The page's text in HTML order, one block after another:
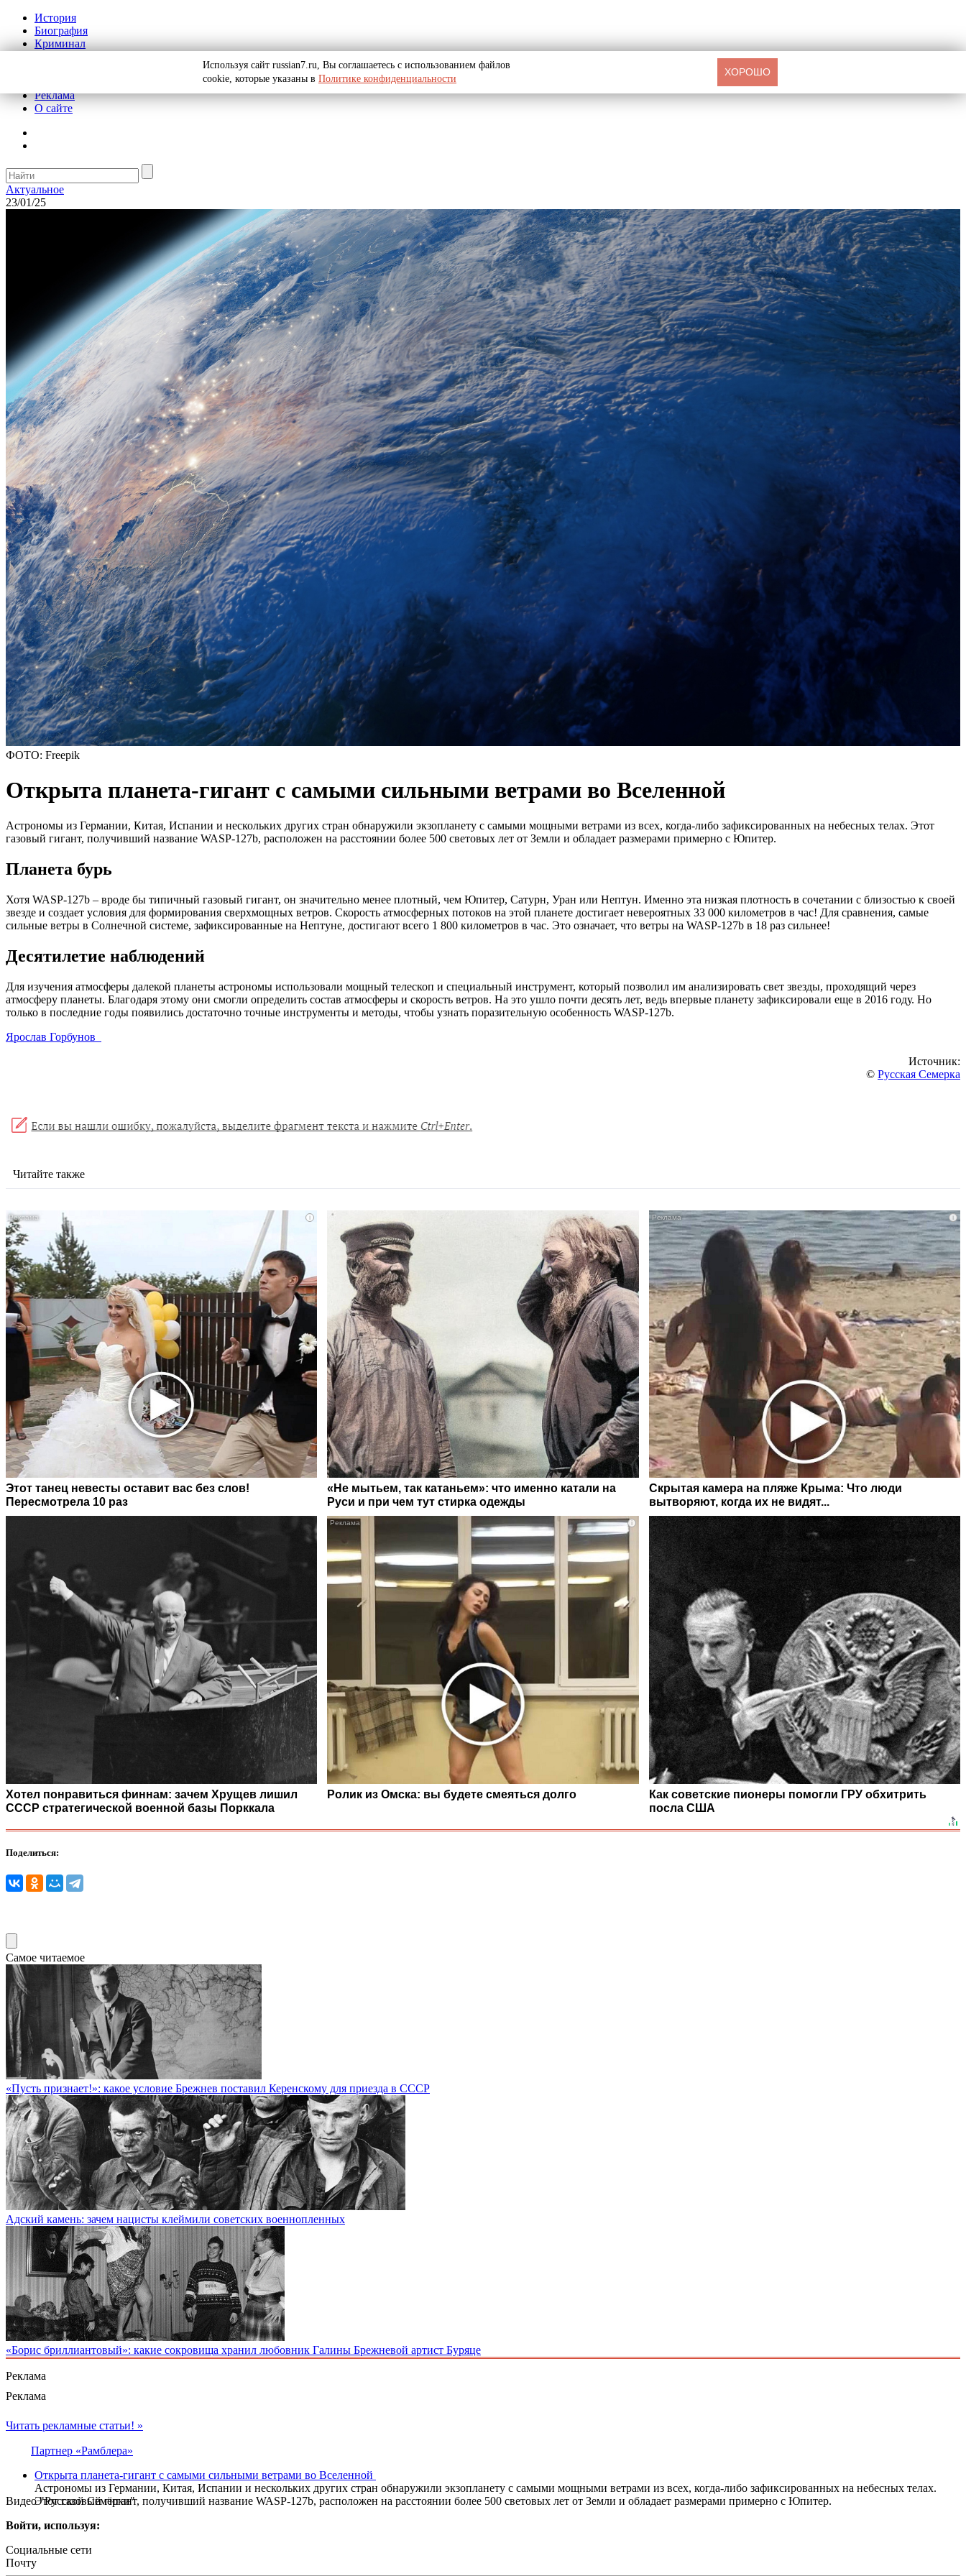
История
Биография
Криминал
Реклама
О сайте
Актуальное
23/01/25
ФОТО: Freepik
Открыта планета-гигант с самыми сильными ветрами во Вселенной
Астрономы из Германии, Китая, Испании и нескольких других стран обнаружили экзопланету с самыми мощными ветрами из всех, когда-либо зафиксированных на небесных телах. Этот
газовый гигант, получивший название WASP-127b, расположен на расстоянии более 500 световых лет от Земли и обладает размерами примерно с Юпитер.
Планета бурь
Хотя WASP-127b – вроде бы типичный газовый гигант, он значительно менее плотный, чем Юпитер, Сатурн, Уран или Нептун. Именно эта низкая плотность в сочетании с близостью к своей
звезде и создает условия для формирования сверхмощных ветров. Скорость атмосферных потоков на этой планете достигает невероятных 33 000 километров в час! Для сравнения, самые
сильные ветры в Солнечной системе, зафиксированные на Нептуне, достигают всего 1 800 километров в час. Это означает, что ветры на WASP-127b в 18 раз сильнее!
Десятилетие наблюдений
Для изучения атмосферы далекой планеты астрономы использовали мощный телескоп и специальный инструмент, который позволил им анализировать свет звезды, проходящий через
атмосферу планеты. Благодаря этому они смогли определить состав атмосферы и скорость ветров. На это ушло почти десять лет, ведь впервые планету зафиксировали еще в 2016 году. Но
только в последние годы появились достаточно точные инструменты и методы, чтобы узнать поразительную особенность WASP-127b.
Ярослав Горбунов
Источник:
© Русская Семерка
Читайте также
i
Этот танец невесты оставит вас без слов!
Пересмотрела 10 раз
«Не мытьем, так катаньем»: что именно катали на
Руси и при чем тут стирка одежды
i
Скрытая камера на пляже Крыма: Что люди
вытворяют, когда их не видят...
Хотел понравиться финнам: зачем Хрущев лишил
СССР стратегической военной базы Порккала
i
Ролик из Омска: вы будете смеяться долго
Как советские пионеры помогли ГРУ обхитрить
посла США
Поделиться:
Самое читаемое
«Пусть признает!»: какое условие Брежнев поставил Керенскому для приезда в СССР
Адский камень: зачем нацисты клеймили советских военнопленных
«Борис бриллиантовый»: какие сокровища хранил любовник Галины Брежневой артист Буряце
Реклама
Реклама
Видео "Русской Семёрки"
Читать рекламные статьи! »
Партнер «Рамблера»
Открыта планета-гигант с самыми сильными ветрами во Вселенной
Астрономы из Германии, Китая, Испании и нескольких других стран обнаружили экзопланету с самыми мощными ветрами из всех, когда-либо зафиксированных на небесных телах.
Этот газовый гигант, получивший название WASP-127b, расположен на расстоянии более 500 световых лет от Земли и обладает размерами примерно с Юпитер.
Войти, используя:
Социальные сети
Почту
Используя сайт russian7.ru, Вы соглашаетесь с использованием файлов
cookie, которые указаны в Политике конфиденциальности
ХОРОШО